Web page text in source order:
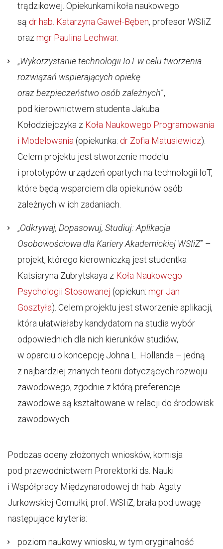
trądzikowej. Opiekunkami koła naukowego
są dr hab. Katarzyna Gaweł-Bęben, profesor WSIiZ
oraz mgr Paulina Lechwar.
„Wykorzystanie technologii IoT w celu tworzenia
rozwiązań wspierających opiekę
oraz bezpieczeństwo osób zależnych”,
pod kierownictwem studenta Jakuba
Kołodziejczyka z Koła Naukowego Programowania
i Modelowania (opiekunka: dr Zofia Matusiewicz).
Celem projektu jest stworzenie modelu
i prototypów urządzeń opartych na technologii IoT,
które będą wsparciem dla opiekunów osób
zależnych w ich zadaniach.
„Odkrywaj, Dopasowuj, Studiuj: Aplikacja
Osobowościowa dla Kariery Akademickiej WSIiZ” –
projekt, którego kierowniczką jest studentka
Katsiaryna Zubrytskaya z Koła Naukowego
Psychologii Stosowanej (opiekun: mgr Jan
Gosztyła). Celem projektu jest stworzenie aplikacji,
która ułatwiałaby kandydatom na studia wybór
odpowiednich dla nich kierunków studiów,
w oparciu o koncepcję Johna L. Hollanda – jedną
z najbardziej znanych teorii dotyczących rozwoju
zawodowego, zgodnie z którą preferencje
zawodowe są kształtowane w relacji do środowisk
zawodowych.
Podczas oceny złożonych wniosków, komisja
pod przewodnictwem Prorektorki ds. Nauki
i Współpracy Międzynarodowej dr hab. Agaty
Jurkowskiej-Gomułki, prof. WSIiZ, brała pod uwagę
następujące kryteria:
poziom naukowy wniosku, w tym oryginalność